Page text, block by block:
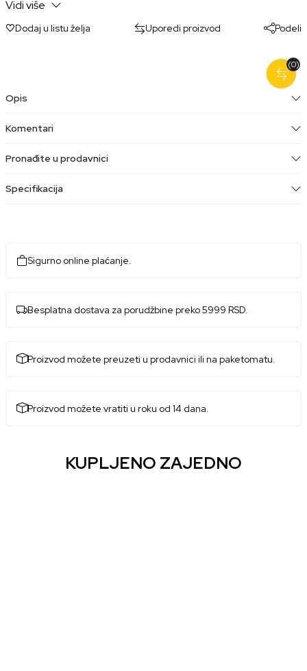
Vidi više
Dodaj u listu želja Uporedi proizvod Podeli
(0)
Opis
Komentari
Pronađite u prodavnici
Specifikacija
Sigurno online plaćanje.
Besplatna dostava za porudžbine preko 5999 RSD.
Proizvod možete preuzeti u prodavnici ili na paketomatu.
Proizvod možete vratiti u roku od 14 dana.
KUPLJENO ZAJEDNO